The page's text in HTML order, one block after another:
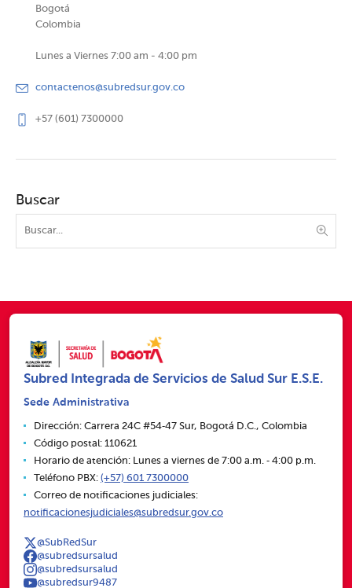
Bogotá
Colombia
Lunes a Viernes 7:00 am - 4:00 pm
contactenos@subredsur.gov.co
+57 (601) 7300000
Buscar
Subred Integrada de Servicios de Salud Sur E.S.E.
Sede Administrativa
Dirección: Carrera 24C #54‑47 Sur, Bogotá D.C., Colombia
Código postal: 110621
Horario de atención: Lunes a viernes de 7:00 a.m. ‑ 4:00 p.m.
Teléfono PBX: (+57) 601 7300000
Correo de notificaciones judiciales:
notificacionesjudiciales@subredsur.gov.co
@SubRedSur
@subredsursalud
@subredsursalud
@subredsur9487